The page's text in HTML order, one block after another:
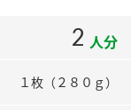
2 人分
１枚（２８０ｇ）